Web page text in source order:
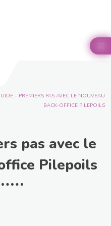
– PREMIERS PAS AVEC LE NOUVEAU
BACK-OFFICE PILEPOILS
pas avec le
Pilepoils